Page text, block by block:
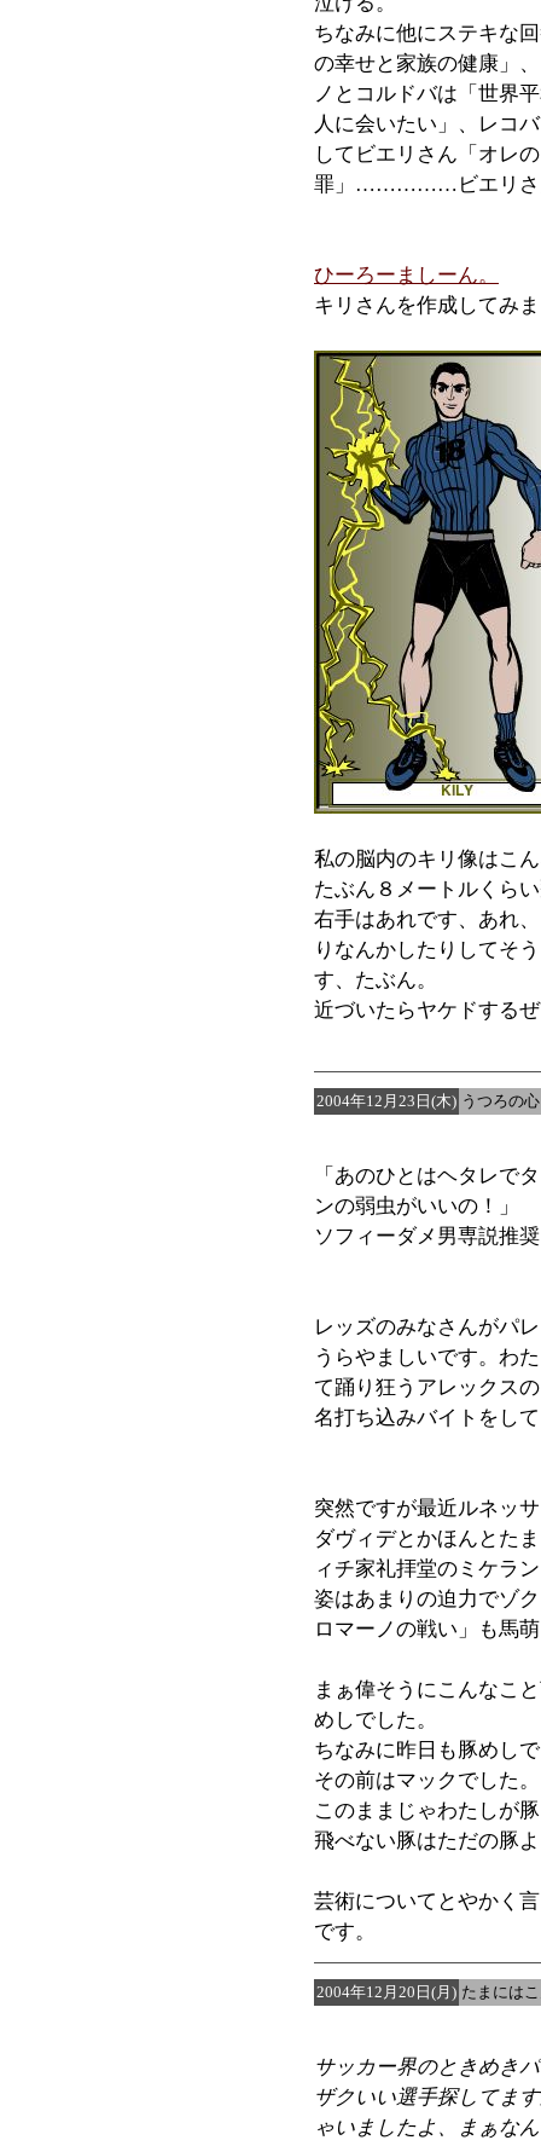
ちなみに他にステキな
の幸せと家族の健康」
ノとコルドバは「世界
人に会いたい」、レコ
してビエリさん「オレ
罪」……………ビエリさ
ひーろーましーん。
キリさんを作成してみ
私の脳内のキリ像はこ
たぶん８メートルくら
右手はあれです、あれ
りなんかしたりしてそ
す、たぶん。
近づいたらヤケドする
2004年12月23日(木) うつろの
「あのひとはヘタレで
ンの弱虫がいいの！」
ソフィーダメ男専説推
レッズのみなさんがパ
うらやましいです。わ
て踊り狂うアレックス
名打ち込みバイトをし
突然ですが最近ルネッ
ダヴィデとかほんとた
ィチ家礼拝堂のミケラ
姿はあまりの迫力でゾ
ロマーノの戦い」も馬
まぁ偉そうにこんなこ
めしでした。
ちなみに昨日も豚めし
その前はマックでした。
このままじゃわたしが
飛べない豚はただの豚
芸術についてとやかく
です。
2004年12月20日(月) たまには
サッカー界のときめき
ザクいい選手探してま
ゃいましたよ、まぁな